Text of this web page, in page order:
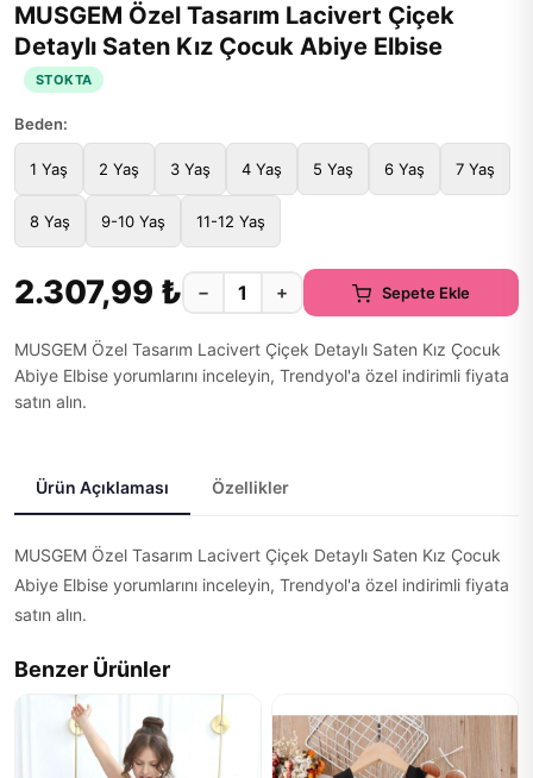
MUSGEM Özel Tasarım Lacivert Çiçek
Detaylı Saten Kız Çocuk Abiye Elbise
STOKTA
Beden:
1 Yaş 2 Yaş 3 Yaş 4 Yaş 5 Yaş 6 Yaş 7 Yaş
8 Yaş 9-10 Yaş 11-12 Yaş
2.307,99 ₺ − + Sepete Ekle
MUSGEM Özel Tasarım Lacivert Çiçek Detaylı Saten Kız Çocuk
Abiye Elbise yorumlarını inceleyin, Trendyol'a özel indirimli fiyata
satın alın.
Ürün Açıklaması Özellikler
MUSGEM Özel Tasarım Lacivert Çiçek Detaylı Saten Kız Çocuk
Abiye Elbise yorumlarını inceleyin, Trendyol'a özel indirimli fiyata
satın alın.
Benzer Ürünler